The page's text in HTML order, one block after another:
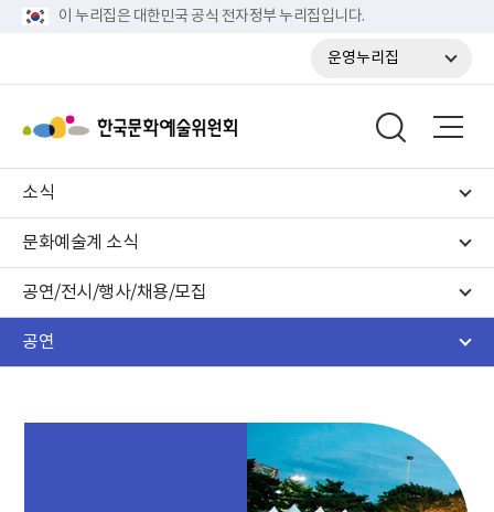
이 누리집은 대한민국 공식 전자정부 누리집입니다.
운영누리집
소식
문화예술계 소식
공연/전시/행사/채용/모집
공연